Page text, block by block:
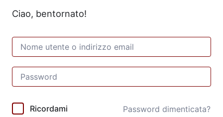
Ciao, bentornato!
Ricordami Password dimenticata?